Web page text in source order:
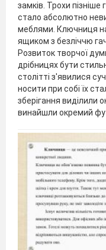
замків. Трохи
стало абсолютно
меблями. Ключниця
ящиком з безліччю
Розвиток творчої
дрібницях бути
столітті з'явилися
носити при собі їх
зберігання виділили
винайшли окремий